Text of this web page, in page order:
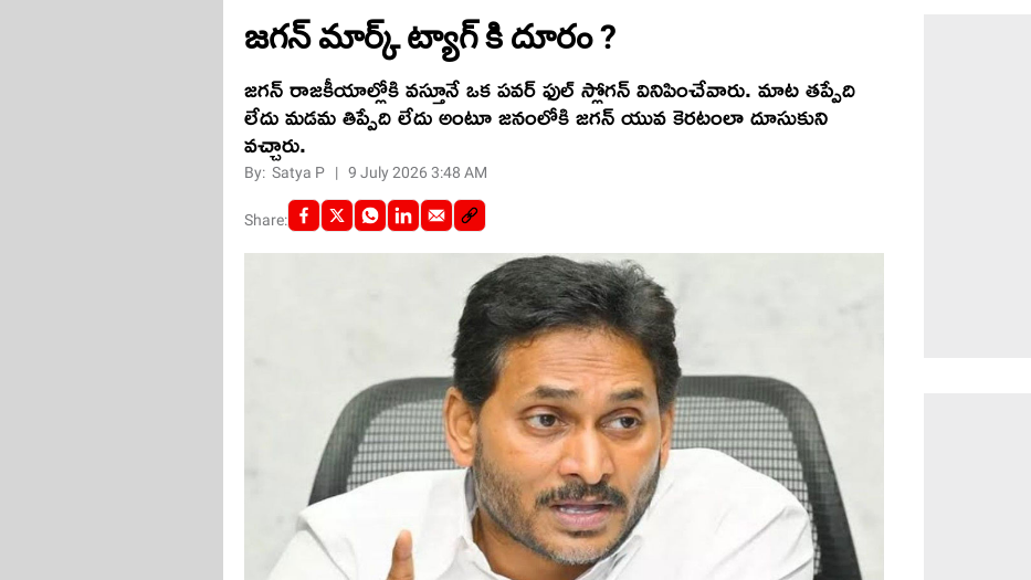
జగన్ మార్క్ ట్యాగ్ కి దూరం ?
జగన్ రాజకీయాల్లోకి వస్తూనే ఒక పవర్ ఫుల్ స్లోగన్ వినిపించేవారు. మాట తప్పేది
లేదు మడమ తిప్పేది లేదు అంటూ జనంలోకి జగన్ యువ కెరటంలా దూసుకుని
వచ్చారు.
By: Satya P | 9 July 2026 3:48 AM
Share: